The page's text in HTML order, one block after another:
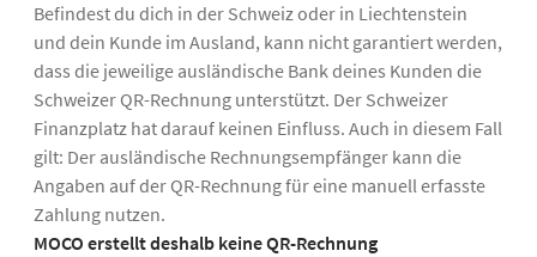
Befindest du dich in der Schweiz oder in Liechtenstein
und dein Kunde im Ausland, kann nicht garantiert werden,
dass die jeweilige ausländische Bank deines Kunden die
Schweizer QR-Rechnung unterstützt. Der Schweizer
Finanzplatz hat darauf keinen Einfluss. Auch in diesem Fall
gilt: Der ausländische Rechnungsempfänger kann die
Angaben auf der QR-Rechnung für eine manuell erfasste
Zahlung nutzen.
MOCO erstellt deshalb keine QR-Rechnung